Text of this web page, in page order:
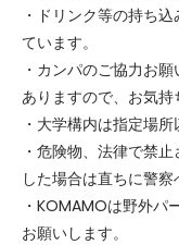
・ドリンク等の持ち
ています。
・カンパのご協力お
ありますので、お気持
・大学構内は指定場
・危険物、法律で禁
した場合は直ちに警察
・KOMAMOは野外パ
お願いします。